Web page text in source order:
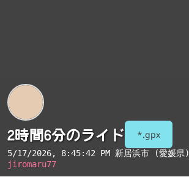
2時間6分のライド *.gpx
5/17/2026, 8:45:42 PM 新居浜市 (愛媛県)
jiromaru77